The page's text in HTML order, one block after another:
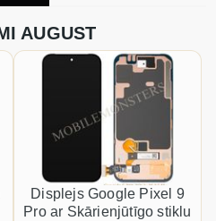
AUGUST
Displejs Google Pixel 9
Pro ar Skārienjūtīgo stiklu